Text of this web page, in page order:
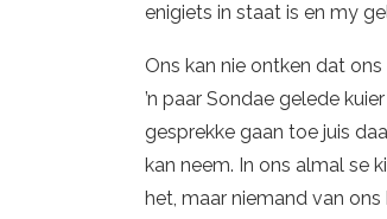
enigiets in staat is en my
Ons kan nie ontken dat
’n paar Sondae gelede
gesprekke gaan toe juis
kan neem. In ons almal se
het, maar niemand van